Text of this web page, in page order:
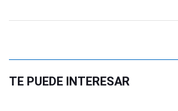
TE PUEDE INTERESAR